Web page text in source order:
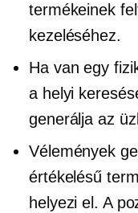
termékeinek
kezeléséhez.
Ha van egy
a helyi
generálja az
Vélemények
értékelésű
helyezi el. A